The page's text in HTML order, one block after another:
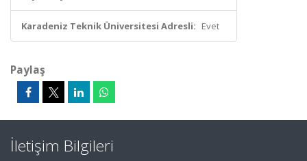
Karadeniz Teknik Üniversitesi Adresli: Evet
Paylaş
İletişim Bilgileri